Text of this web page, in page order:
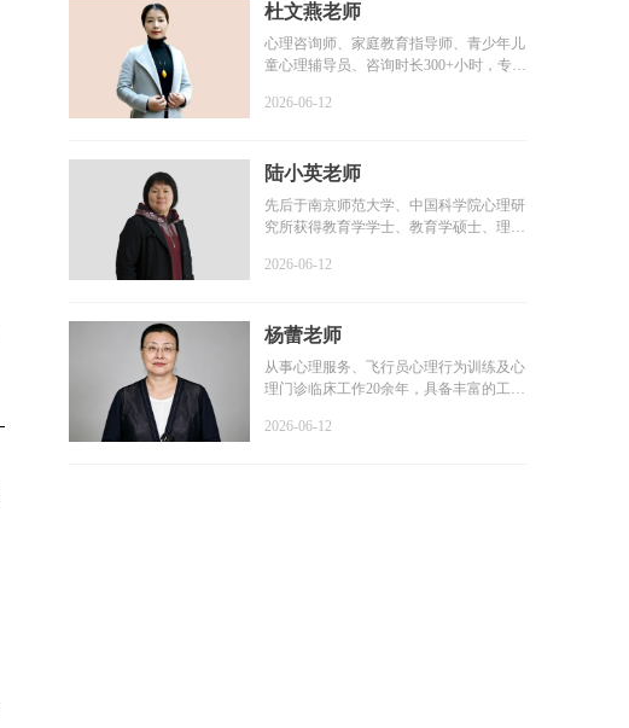
杜文燕老师
心理咨询师、家庭教育指导师、青少年儿
童心理辅导员、咨询时长300+小时，专业
2026-06-12
陆小英老师
先后于南京师范大学、中国科学院心理研
究所获得教育学学士、教育学硕士、理学
2026-06-12
杨蕾老师
从事心理服务、飞行员心理行为训练及心
理门诊临床工作20余年，具备丰富的工作
2026-06-12